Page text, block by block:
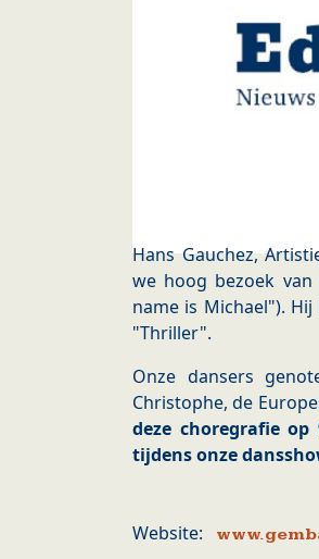
Hans Gauchez,
we hoog bezoek
name is Michael").
"Thriller".
Onze dansers
Christophe, de
deze choregrafie
tijdens onze
Website: